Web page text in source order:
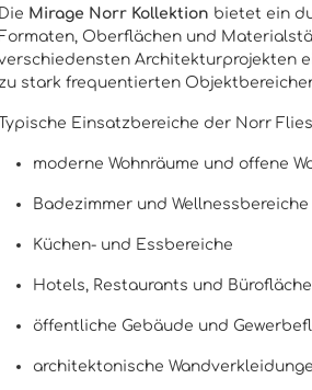
Die Mirage Norr Kollektion bietet ein
Formaten, Oberflächen und
Architekturprojekten
zu stark frequentierten
Typische Einsatzbereiche der Norr
moderne Wohnräume und offene
Badezimmer und Wellnessbereiche
Küchen- und Essbereiche
Hotels, Restaurants und
öffentliche Gebäude und
architektonische